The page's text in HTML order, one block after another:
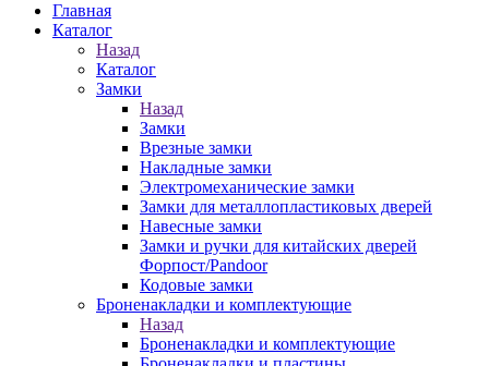
Главная
Каталог
Назад
Каталог
Замки
Назад
Замки
Врезные замки
Накладные замки
Электромеханические замки
Замки для металлопластиковых дверей
Навесные замки
Замки и ручки для китайских дверей
Форпост/Раndoor
Кодовые замки
Броненакладки и комплектующие
Назад
Броненакладки и комплектующие